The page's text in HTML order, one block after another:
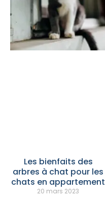
Les bienfaits des
arbres à chat pour les
chats en appartement
20 mars 2023